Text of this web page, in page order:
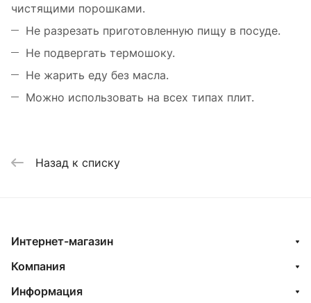
чистящими порошками.
Не разрезать приготовленную пищу в посуде.
Не подвергать термошоку.
Не жарить еду без масла.
Можно использовать на всех типах плит.
Назад к списку
Интернет-магазин
Компания
Информация